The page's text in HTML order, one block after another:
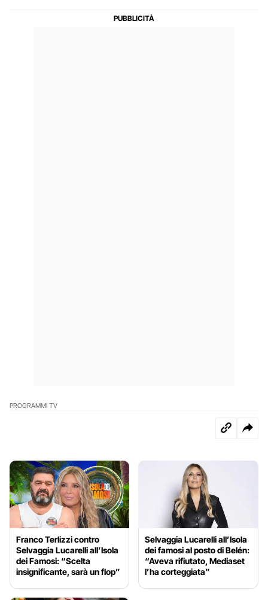
PROGRAMMI TV
Franco Terlizzi contro
Selvaggia Lucarelli all’Isola
dei Famosi: “Scelta
insignificante, sarà un flop”
Selvaggia Lucarelli all’Isola
dei famosi al posto di Belén:
“Aveva rifiutato, Mediaset
l’ha corteggiata”